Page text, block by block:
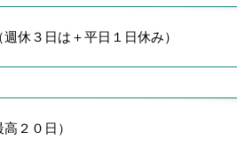
休３日は＋平日１日休み）
２０日）